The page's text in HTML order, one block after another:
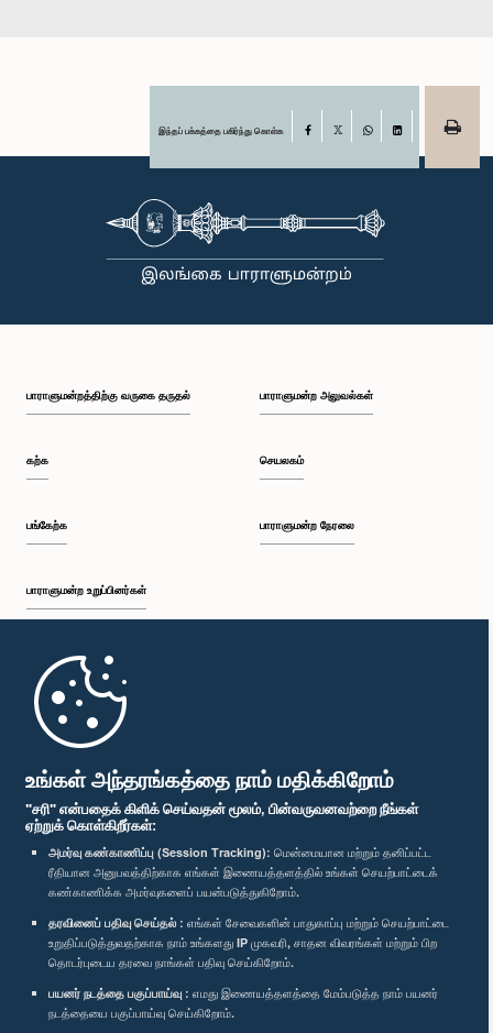
உங்கள் அந்தரங்கத்தை நாம் மதிக்கிறோம்
"சரி" என்பதைக் கிளிக் செய்வதன் மூலம், பின்வருவனவற்றை நீங்கள்
ஏற்றுக் கொள்கிறீர்கள்:
அமர்வு கண்காணிப்பு (Session Tracking): மென்மையான மற்றும் தனிப்பட்ட
ரீதியான அனுபவத்திற்காக எங்கள் இணையத்தளத்தில் உங்கள் செயற்பாட்டைக்
கண்காணிக்க அமர்வுகளைப் பயன்படுத்துகிறோம்.
தரவினைப் பதிவு செய்தல் : எங்கள் சேவைகளின் பாதுகாப்பு மற்றும் செயற்பாட்டை
உறுதிப்படுத்துவதற்காக நாம் உங்களது IP முகவரி, சாதன விவரங்கள் மற்றும் பிற
தொடர்புடைய தரவை நாங்கள் பதிவு செய்கிறோம்.
பயனர் நடத்தை பகுப்பாய்வு : எமது இணையத்தளத்தை மேம்படுத்த நாம் பயனர்
நடத்தையை பகுப்பாய்வு செய்கிறோம்.
இந்தப் பக்கத்தை பகிர்ந்து கொள்க Facebook
பாராளுமன்றத்திற்கு வருகை தருதல்
கற்க
பங்கேற்க
பாராளுமன்ற உறுப்பினர்கள்
முதற்பக்கம்
பாராளுமன்ற அலுவல்கள்
செயலகம்
பாராளுமன்ற நேரலை
பாராளுமன்ற கையடக்க செயலி
எம்மை பின்தொடர்க :
விருதுகள்
தனியுரிமைக் கொள்கை